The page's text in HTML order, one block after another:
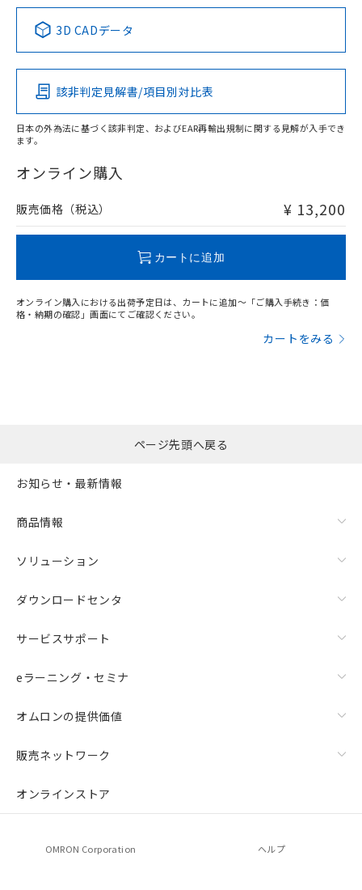
上、n: 54mm以上
検出領域
Pb Hg Cd Cr(VI)
O
在庫等で未対応品が混在する可能性があります。
問い合わせください。
この製品の規格認証/適合状況ページへ
その他の認証はこちらのページからご検索ください
3D CADデータ
該非判定見解書/項目別対比表
日本の外為法に基づく該非判定、およびEAR再輸出規制に関する見解が入手でき
ます。
オンライン購入
販売価格（税込） ¥ 13,200
カートに追加
オンライン購入における出荷予定日は、カートに追加～「ご購入手続き：価
格・納期の確認」画面にてご確認ください。
カートをみる
ページ先頭へ戻る
お知らせ・最新情報
商品情報
ソリューション
ダウンロードセンタ
サービスサポート
eラーニング・セミナ
オムロンの提供価値
販売ネットワーク
オンラインストア
OMRON Corporation ヘルプ